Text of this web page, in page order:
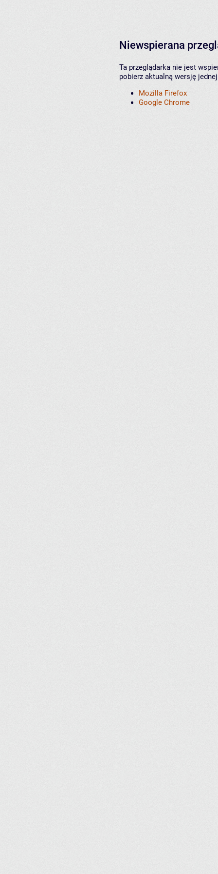
Niewspierana
Ta przeglądarka nie jest
pobierz aktualną wersję
Mozilla Firefox
Google Chrome